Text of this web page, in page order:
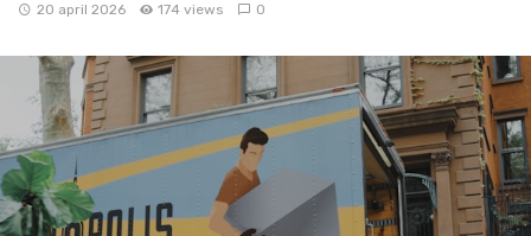
20 april 2026 174 views 0